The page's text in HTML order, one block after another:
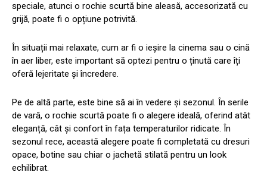
speciale, atunci o rochie scurtă bine aleasă, accesorizată cu
grijă, poate fi o opțiune potrivită.
În situații mai relaxate, cum ar fi o ieșire la cinema sau o cină
în aer liber, este important să optezi pentru o ținută care îți
oferă lejeritate și încredere.
Pe de altă parte, este bine să ai în vedere și sezonul. În serile
de vară, o rochie scurtă poate fi o alegere ideală, oferind atât
eleganță, cât și confort în fața temperaturilor ridicate. În
sezonul rece, această alegere poate fi completată cu dresuri
opace, botine sau chiar o jachetă stilată pentru un look
echilibrat.